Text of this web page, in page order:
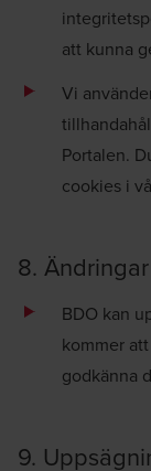
att kunna
Vi
Portalen.
cookies i
8.
BDO kan
kommer
godkänna
9.